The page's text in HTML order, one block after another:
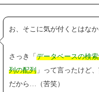
お、そこに気が付くとはな
さっき「 データベースの検
列の配列」って言ったけど
だから…（苦笑）